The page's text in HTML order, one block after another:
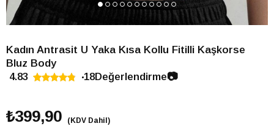
Kadın Antrasit U Yaka Kısa Kollu Fitilli Kaşkorse
Bluz Body
4.83
18Değerlendirme📷
₺399,90 (KDV Dahil)